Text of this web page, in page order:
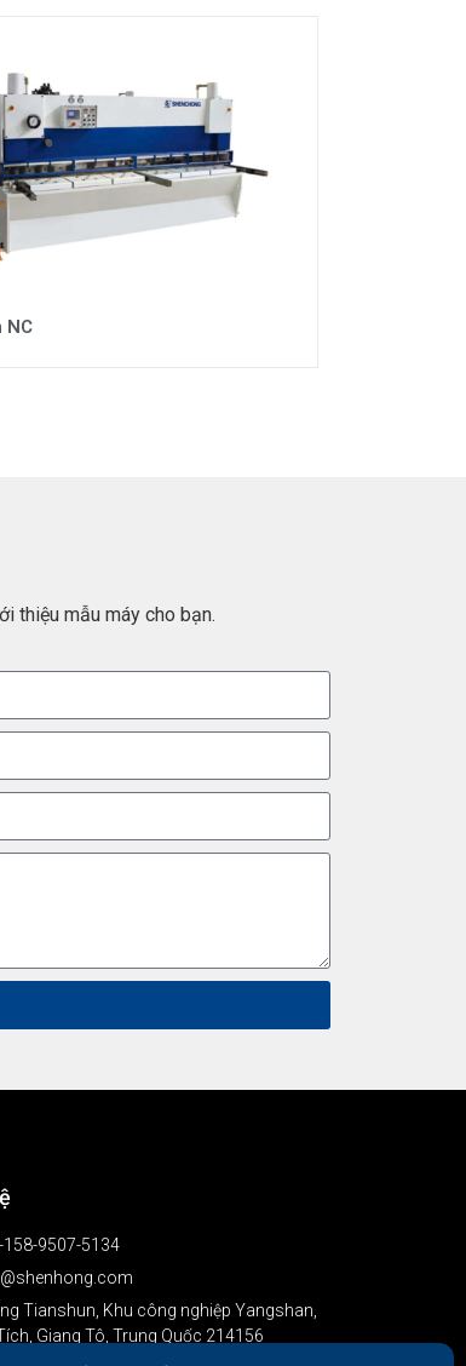
NC
thiệu mẫu máy cho bạn.
158-9507-5134
Tianshun, Khu công nghiệp Yangshan,
Giang Tô, Trung Quốc 214156